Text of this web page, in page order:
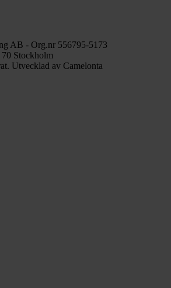
AB - Org.nr 556795-5173
Stockholm
Utvecklad av Camelonta